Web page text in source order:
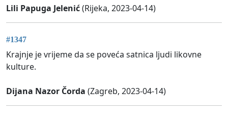
Lili Papuga Jelenić(Rijeka, 2023-04-14)
#1347
Krajnje je vrijeme da se poveća satnica ljudi likovne
kulture.
Dijana Nazor Čorda (Zagreb, 2023-04-14)